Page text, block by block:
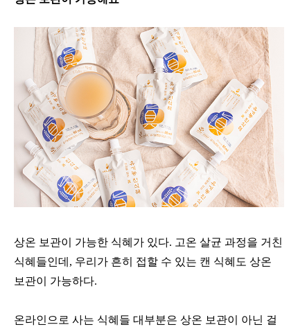
상온 보관이 가능한 식혜가 있다. 고온 살균 과정을 거친
식혜들인데, 우리가 흔히 접할 수 있는 캔 식혜도 상온
보관이 가능하다.
온라인으로 사는 식혜들 대부분은 상온 보관이 아닌 걸